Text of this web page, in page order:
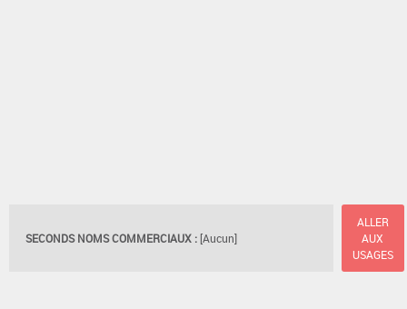
SECONDS NOMS COMMERCIAUX : [Aucun]
ALLER
AUX
USAGES